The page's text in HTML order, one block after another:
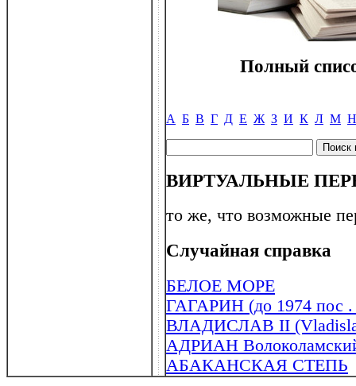
Полный
А Б В Г Д Е Ж З И К Л М Н
ВИРТУАЛЬНЫЕ
то же, что возможные
Случайная справка
БЕЛОЕ МОРЕ
ГАГАРИН (до 1974 пос
ВЛАДИСЛАВ II
АДРИАН
АБАКАНСКАЯ СТЕПЬ